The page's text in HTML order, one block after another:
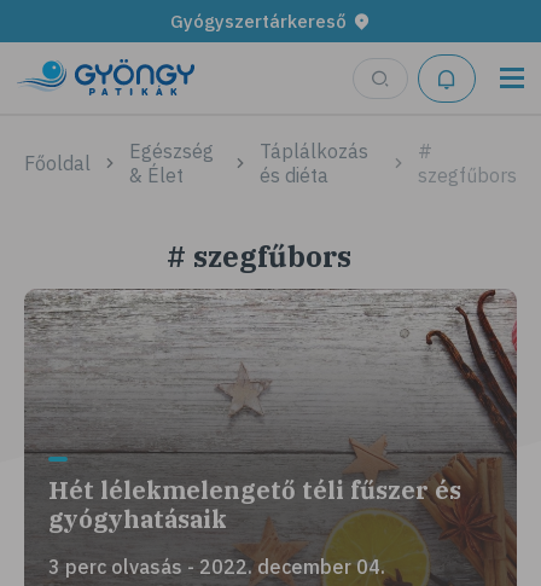
Gyógyszertárkereső
Főoldal
Egészség
& Élet
Táplálkozás
és diéta
#
szegfűbors
# szegfűbors
Hét lélekmelengető téli fűszer és
gyógyhatásaik
3 perc olvasás - 2022. december 04.